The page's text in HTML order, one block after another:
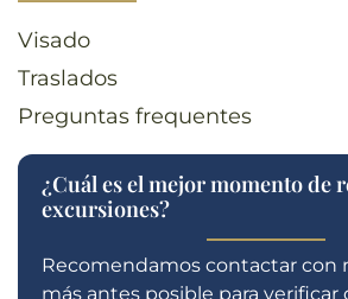
Visado
Traslados
Preguntas frequentes
¿Cuál es el mejor momento de
excursiones?
Recomendamos contactar con
más antes posible para